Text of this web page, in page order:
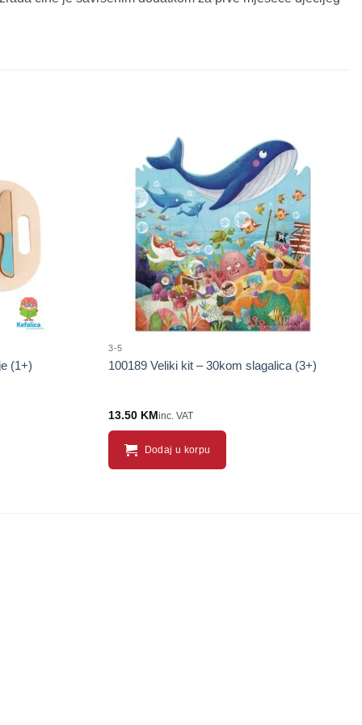
Sačuvaj
proizvod
(1+)
Sačuvaj
proizvod
3-5
100189 Veliki kit – 30kom slagalica (3+)
13.50 KMinc. VAT
Dodaj u korpu